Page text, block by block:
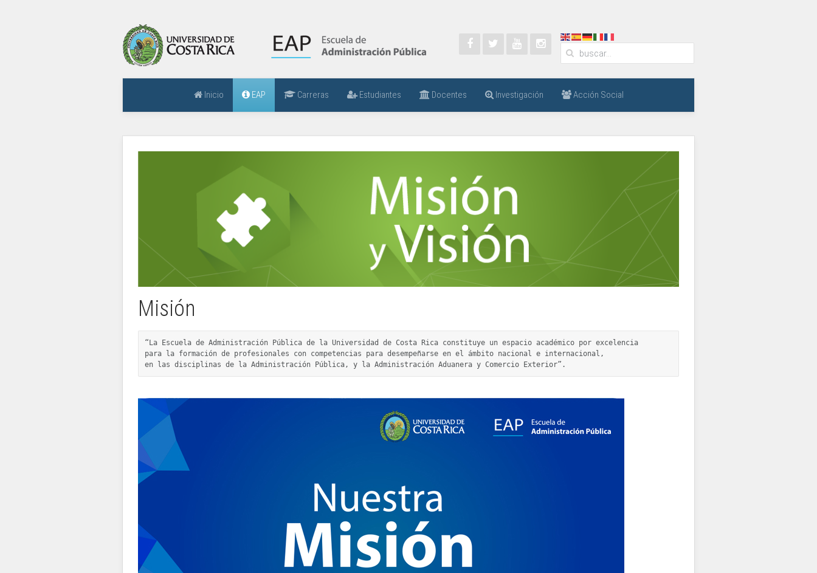
Inicio EAP Carreras Estudiantes Docentes Investigación Acción Social
Misión
“La Escuela de Administración Pública de la Universidad de Costa Rica constituye un espacio académico por excelencia
para la formación de profesionales con competencias para desempeñarse en el ámbito nacional e internacional,
en las disciplinas de la Administración Pública, y la Administración Aduanera y Comercio Exterior”.